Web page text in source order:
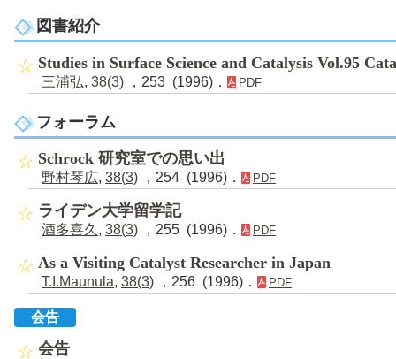
図書紹介
Studies in Surface Science and Catalysis Vol.95
三浦弘, 38(3) ，253 (1996)． PDF
フォーラム
Schrock 研究室での思い出
野村琴広, 38(3) ，254 (1996)． PDF
ライデン大学留学記
酒多喜久, 38(3) ，255 (1996)． PDF
As a Visiting Catalyst Researcher in Japan
T.I.Maunula, 38(3) ，256 (1996)． PDF
会告
会告